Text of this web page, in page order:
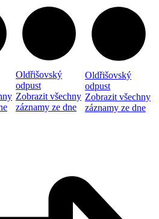
Oldřišovský
odpust
Zobrazit všechny
záznamy ze dne
Oldřišovský
odpust
Zobrazit všechny
záznamy ze dne